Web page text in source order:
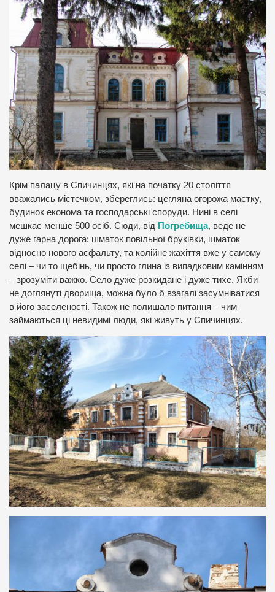
Крім палацу в Спичинцях, які на початку 20 століття
вважались містечком, збереглись: цегляна огорожа маєтку,
будинок економа та господарські споруди. Нині в селі
мешкає менше 500 осіб. Сюди, від Погребища, веде не
дуже гарна дорога: шматок повільної бруківки, шматок
відносно нового асфальту, та колійне жахіття вже у самому
селі – чи то щебінь, чи просто глина із випадковим камінням
– зрозуміти важко. Село дуже розкидане і дуже тихе. Якби
не доглянуті дворища, можна було б взагалі засумніватися
в його заселеності. Також не полишало питання – чим
займаються ці невидимі люди, які живуть у Спичинцях.